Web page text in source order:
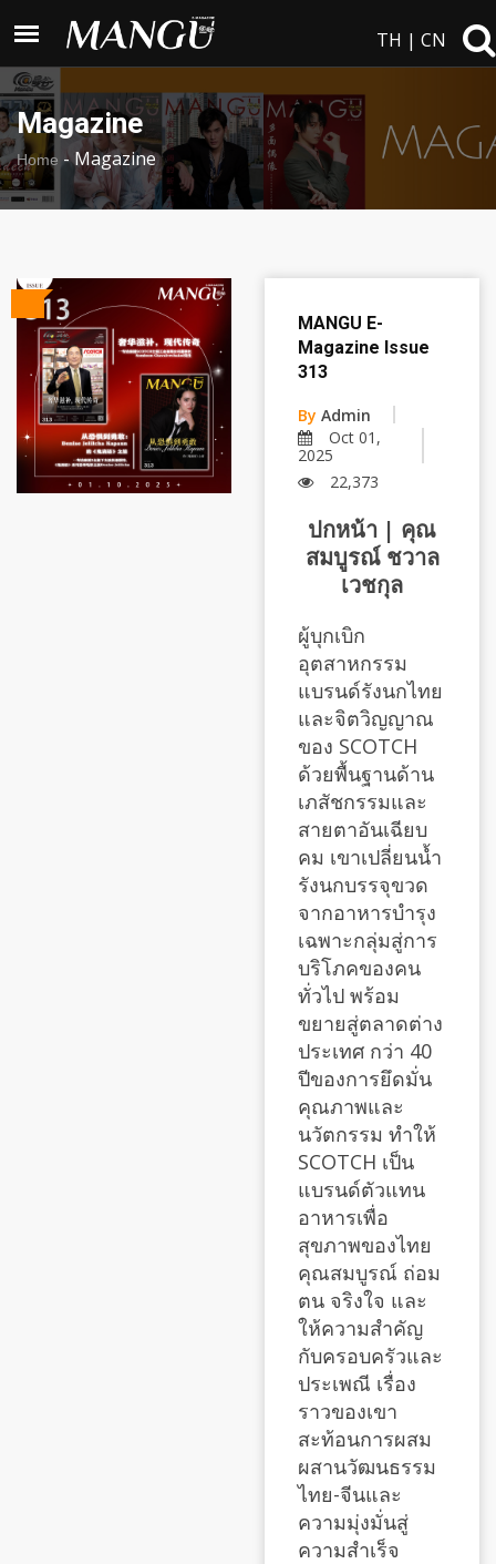
TH | CN
Magazine
Home - Magazine
MANGU E-
Magazine Issue
313
By Admin
Oct 01,
2025
22,373
ปกหน้า | คุณ
สมบูรณ์ ชวาล
เวชกุล
ผู้บุกเบิก
อุตสาหกรรม
แบรนด์รังนกไทย
และจิตวิญญาณ
ของ SCOTCH
ด้วยพื้นฐานด้าน
เภสัชกรรมและ
สายตาอันเฉียบ
คม เขาเปลี่ยนน้ำ
รังนกบรรจุขวด
จากอาหารบำรุง
เฉพาะกลุ่มสู่การ
บริโภคของคน
ทั่วไป พร้อม
ขยายสู่ตลาดต่าง
ประเทศ กว่า 40
ปีของการยึดมั่น
คุณภาพและ
นวัตกรรม ทำให้
SCOTCH เป็น
แบรนด์ตัวแทน
อาหารเพื่อ
สุขภาพของไทย
คุณสมบูรณ์ ถ่อม
ตน จริงใจ และ
ให้ความสำคัญ
กับครอบครัวและ
ประเพณี เรื่อง
ราวของเขา
สะท้อนการผสม
ผสานวัฒนธรรม
ไทย-จีนและ
ความมุ่งมั่นสู่
ความสำเร็จ